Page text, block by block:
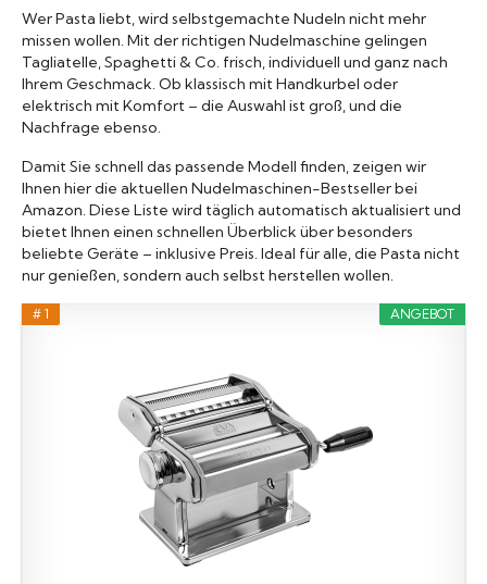
Wer Pasta liebt, wird selbstgemachte Nudeln nicht mehr
missen wollen. Mit der richtigen Nudelmaschine gelingen
Tagliatelle, Spaghetti & Co. frisch, individuell und ganz nach
Ihrem Geschmack. Ob klassisch mit Handkurbel oder
elektrisch mit Komfort – die Auswahl ist groß, und die
Nachfrage ebenso.
Damit Sie schnell das passende Modell finden, zeigen wir
Ihnen hier die aktuellen Nudelmaschinen-Bestseller bei
Amazon. Diese Liste wird täglich automatisch aktualisiert und
bietet Ihnen einen schnellen Überblick über besonders
beliebte Geräte – inklusive Preis. Ideal für alle, die Pasta nicht
nur genießen, sondern auch selbst herstellen wollen.
ANGEBOT
# 1